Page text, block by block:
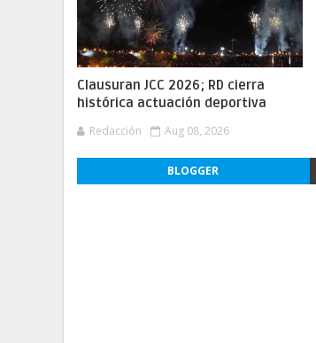
Clausuran JCC 2026; RD cierra
histórica actuación deportiva
Redacción Aug 08, 2026
BLOGGER